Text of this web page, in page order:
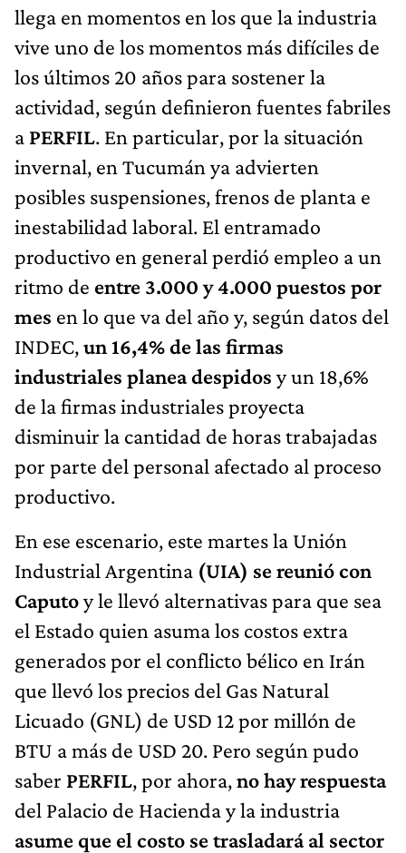
llega en momentos en los que la industria
vive uno de los momentos más difíciles de
los últimos 20 años para sostener la
actividad, según definieron fuentes fabriles
a PERFIL. En particular, por la situación
invernal, en Tucumán ya advierten
posibles suspensiones, frenos de planta e
inestabilidad laboral. El entramado
productivo en general perdió empleo a un
ritmo de entre 3.000 y 4.000 puestos por
mes en lo que va del año y, según datos del
INDEC,un 16,4% de las firmas
industriales planea despidos y un 18,6%
de la firmas industriales proyecta
disminuir la cantidad de horas trabajadas
por parte del personal afectado al proceso
productivo.
En ese escenario, este martes la Unión
Industrial Argentina (UIA) se reunió con
Caputoy le llevó alternativas para que sea
el Estado quien asuma los costos extra
generados por el conflicto bélico en Irán
que llevó los precios del Gas Natural
Licuado (GNL) de USD 12 por millón de
BTU a más de USD 20. Pero según pudo
saber PERFIL, por ahora,no hay respuesta
del Palacio de Hacienda y la industria
asume que el costo se trasladará al sector